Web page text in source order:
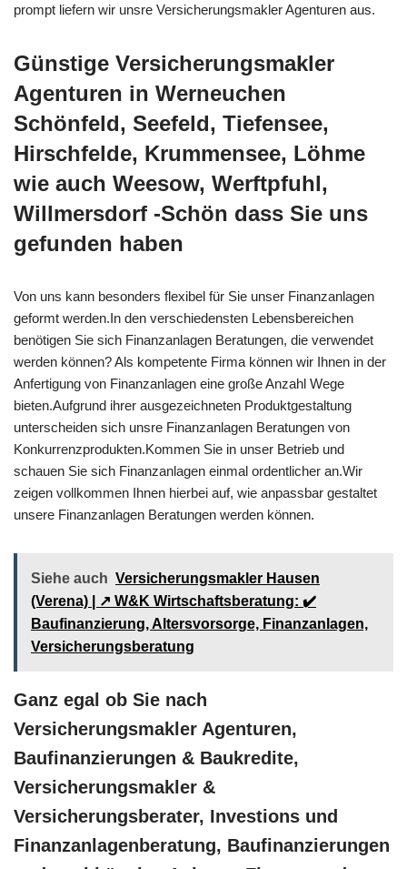
prompt liefern wir unsre Versicherungsmakler Agenturen aus.
Günstige Versicherungsmakler
Agenturen in Werneuchen
Schönfeld, Seefeld, Tiefensee,
Hirschfelde, Krummensee, Löhme
wie auch Weesow, Werftpfuhl,
Willmersdorf -Schön dass Sie uns
gefunden haben
Von uns kann besonders flexibel für Sie unser Finanzanlagen
geformt werden.In den verschiedensten Lebensbereichen
benötigen Sie sich Finanzanlagen Beratungen, die verwendet
werden können? Als kompetente Firma können wir Ihnen in der
Anfertigung von Finanzanlagen eine große Anzahl Wege
bieten.Aufgrund ihrer ausgezeichneten Produktgestaltung
unterscheiden sich unsre Finanzanlagen Beratungen von
Konkurrenzprodukten.Kommen Sie in unser Betrieb und
schauen Sie sich Finanzanlagen einmal ordentlicher an.Wir
zeigen vollkommen Ihnen hierbei auf, wie anpassbar gestaltet
unsere Finanzanlagen Beratungen werden können.
Siehe auch Versicherungsmakler Hausen
(Verena) | ↗️ W&K Wirtschaftsberatung: ✔️
Baufinanzierung, Altersvorsorge, Finanzanlagen,
Versicherungsberatung
Ganz egal ob Sie nach
Versicherungsmakler Agenturen,
Baufinanzierungen & Baukredite,
Versicherungsmakler &
Versicherungsberater, Investions und
Finanzanlagenberatung, Baufinanzierungen